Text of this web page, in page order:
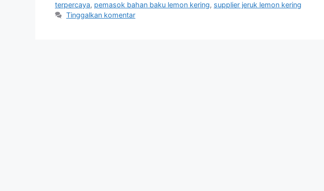
terpercaya, pemasok bahan baku lemon kering, supplier jeruk lemon kering
Tinggalkan komentar